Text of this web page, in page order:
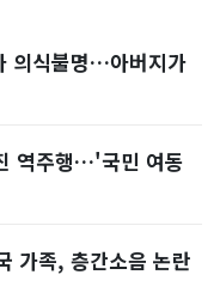
의식불명…아버지가
역주행…'국민 여동
가족, 층간소음 논란